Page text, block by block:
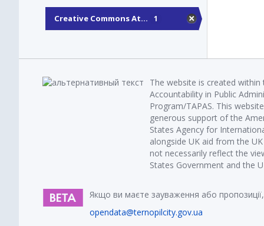
Creative Commons At... 1
The website is created
Accountability in Public
Program/TAPAS. This
generous support of the
States Agency for
alongside UK aid from the
not necessarily reflect the
States Government and the
Якщо ви маєте зауваження або
opendata@ternopilcity.gov.ua